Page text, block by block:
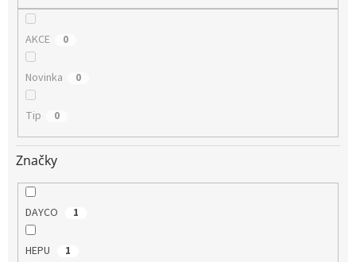
AKCE 0
Novinka 0
Tip 0
Značky
DAYCO 1
HEPU 1